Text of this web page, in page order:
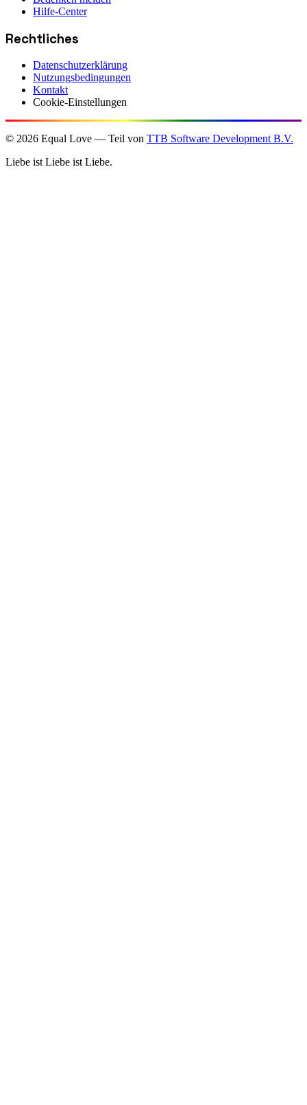
Hilfe-Center
Rechtliches
Datenschutzerklärung
Nutzungsbedingungen
Kontakt
Cookie-Einstellungen
© 2026 Equal Love — Teil von TTB Software Development B.V.
Liebe ist Liebe ist Liebe.